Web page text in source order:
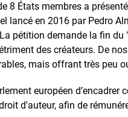
8 États membres a
lancé en 2016 par Pedro
pétition demande la fin
des créateurs. De
mais offrant très peu
européen
d'auteur, afin de